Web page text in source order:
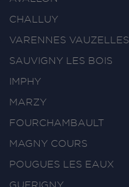
CHALLUY
VARENNES VAUZELLES
SAUVIGNY LES BOIS
IMPHY
MARZY
FOURCHAMBAULT
MAGNY COURS
POUGUES LES EAUX